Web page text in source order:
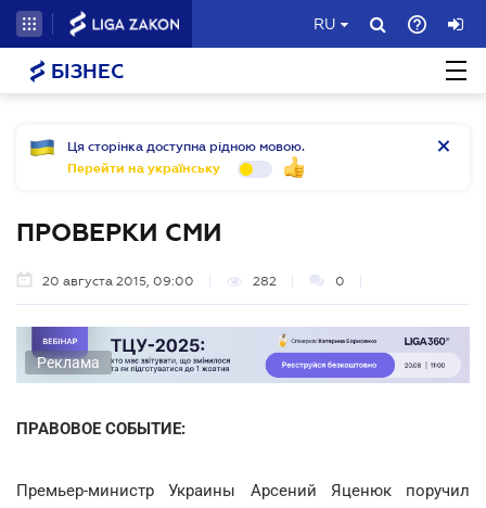
RU
БІЗНЕС
Ця сторінка доступна рідною мовою.
Перейти на українську
ПРОВЕРКИ СМИ
20 августа 2015, 09:00 282 0
Реклама
ПРАВОВОЕ СОБЫТИЕ:
Премьер-министр Украины Арсений Яценюк поручил